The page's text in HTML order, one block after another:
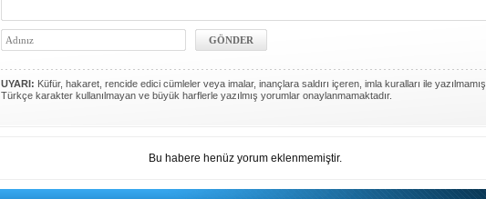
UYARI: Küfür, hakaret, rencide edici cümleler veya imalar, inançlara saldırı içeren, imla kuralları ile yazılmamış,
Türkçe karakter kullanılmayan ve büyük harflerle yazılmış yorumlar onaylanmamaktadır.
Bu habere henüz yorum eklenmemiştir.